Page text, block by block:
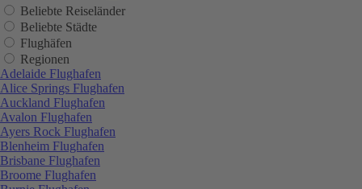
Beliebte Reiseländer
Beliebte Städte
Flughäfen
Regionen
Adelaide Flughafen
Alice Springs Flughafen
Auckland Flughafen
Avalon Flughafen
Ayers Rock Flughafen
Blenheim Flughafen
Brisbane Flughafen
Broome Flughafen